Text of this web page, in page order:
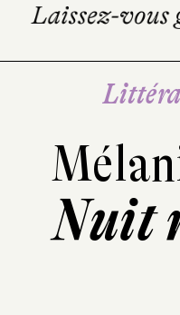
Nuit